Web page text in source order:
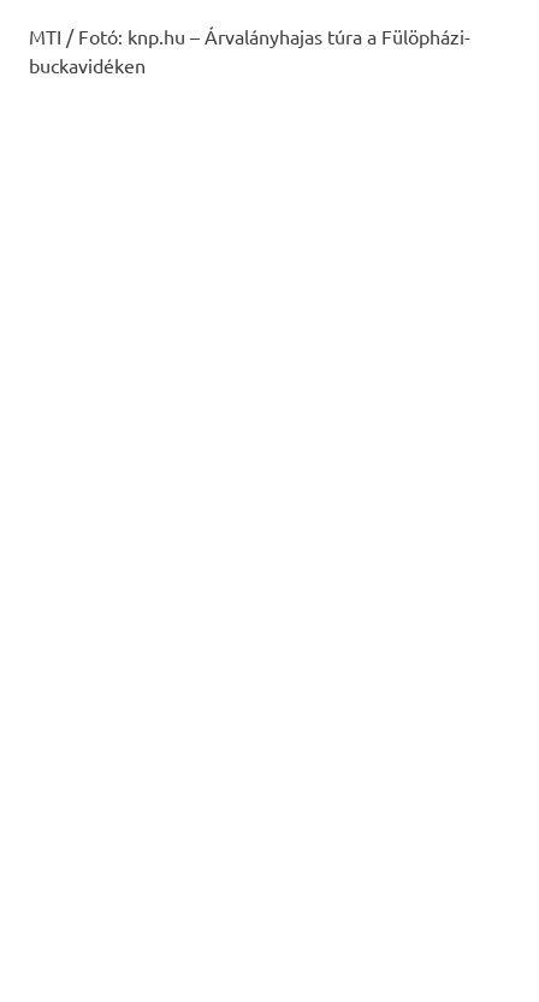
MTI / Fotó: knp.hu – Árvalányhajas túra a Fülöpházi-
buckavidéken